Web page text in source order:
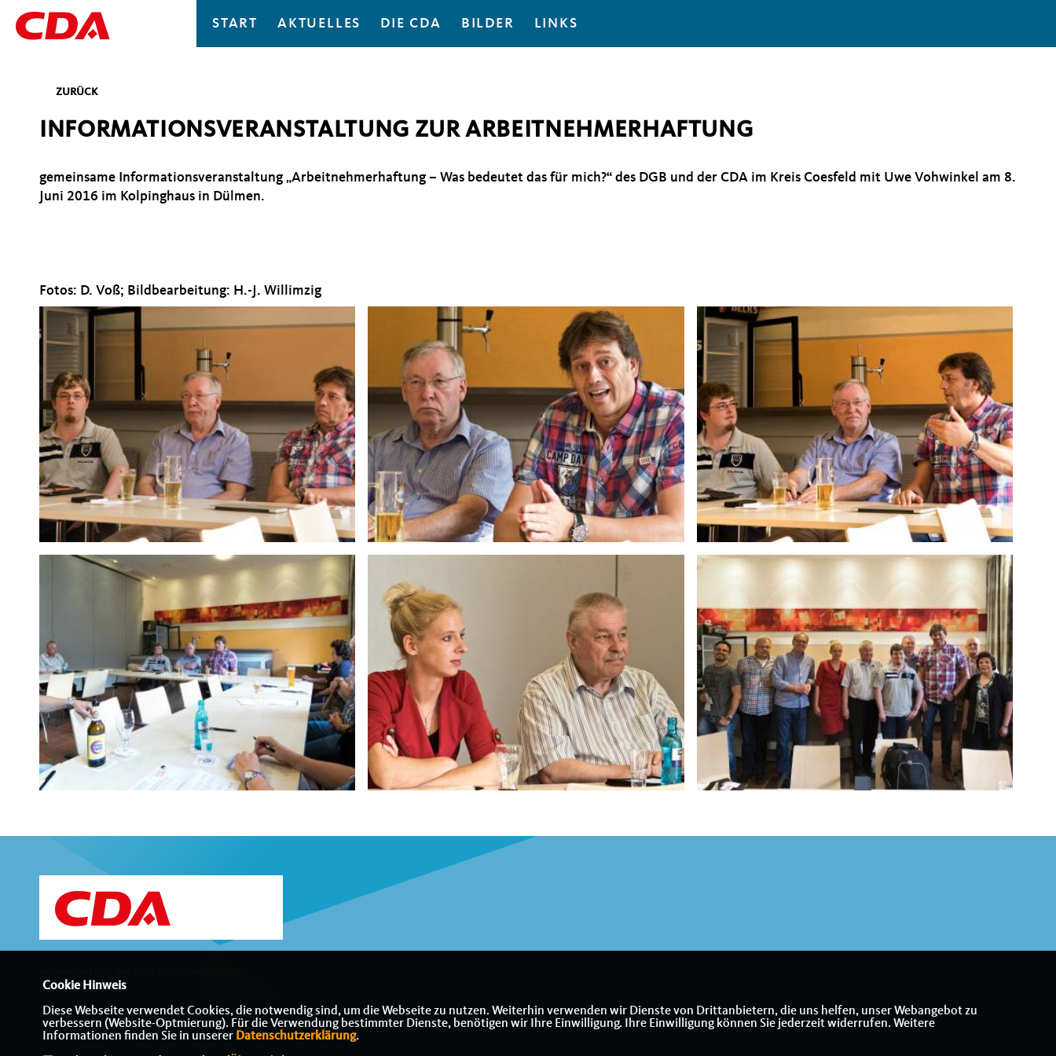
START AKTUELLES DIE CDA BILDER LINKS
ZURÜCK
INFORMATIONSVERANSTALTUNG ZUR ARBEITNEHMERHAFTUNG
gemeinsame Informationsveranstaltung „Arbeitnehmerhaftung – Was bedeutet das für mich?“ des DGB und der CDA im Kreis Coesfeld mit Uwe Vohwinkel am 8.
Juni 2016 im Kolpinghaus in Dülmen.
Fotos: D. Voß; Bildbearbeitung: H.-J. Willimzig
Münsterland
Cookie Hinweis
Diese Webseite verwendet Cookies, die notwendig sind, um die Webseite zu nutzen. Weiterhin verwenden wir Dienste von Drittanbietern, die uns helfen, unser Webangebot zu
verbessern (Website-Optmierung). Für die Verwendung bestimmter Dienste, benötigen wir Ihre Einwilligung. Ihre Einwilligung können Sie jederzeit widerrufen. Weitere
Informationen finden Sie in unserer Datenschutzerklärung.